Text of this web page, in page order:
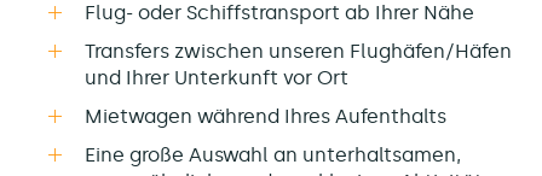
Flug- oder Schiffstransport ab Ihrer Nähe
Transfers zwischen unseren Flughäfen/Häfen
und Ihrer Unterkunft vor Ort
Mietwagen während Ihres Aufenthalts
Eine große Auswahl an unterhaltsamen,